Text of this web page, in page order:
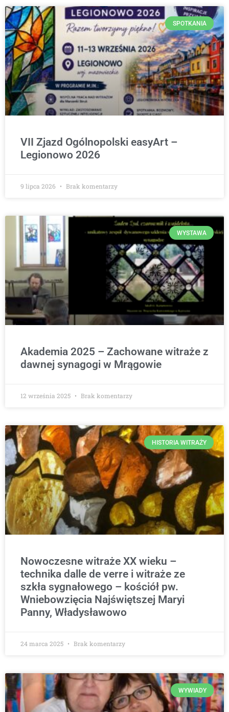
SPOTKANIA
VII Zjazd Ogólnopolski easyArt –
Legionowo 2026
9 lipca 2026 Brak komentarzy
WYSTAWA
Akademia 2025 – Zachowane witraże z
dawnej synagogi w Mrągowie
12 września 2025 Brak komentarzy
HISTORIA WITRAŻY
Nowoczesne witraże XX wieku –
technika dalle de verre i witraże ze
szkła sygnałowego – kościół pw.
Wniebowzięcia Najświętszej Maryi
Panny, Władysławowo
24 marca 2025 Brak komentarzy
WYWIADY